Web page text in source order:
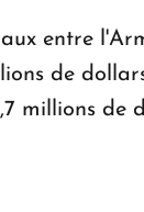
entre
de
millions